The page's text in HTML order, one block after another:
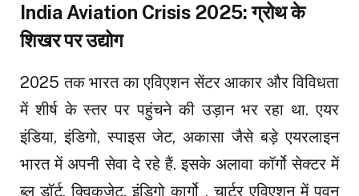
India Aviation Crisis 2025: ग्रोथ के
शिखर पर उद्योग
2025 तक भारत का एविएशन सेंटर आकार और विविधता
में शीर्ष के स्तर पर पहुंचने की उड़ान भर रहा था. एयर
इंडिया, इंडिगो, स्पाइस जेट, अकासा जैसे बड़े एयरलाइन
भारत में अपनी सेवा दे रहे हैं. इसके अलावा कॉर्गो सेक्टर में
ब्लू डॉर्ट, क्विकजेट, इंडिगो कार्गो , चार्टर एविएशन में पवन